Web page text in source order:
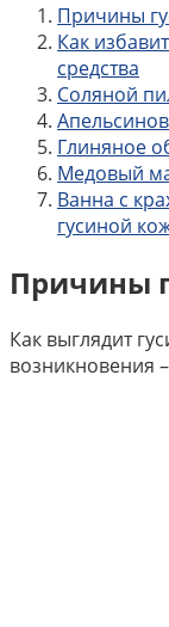
Причины
Как
средства
Соляной
Глиняное
Медовый
Ванна с
гусиной
Причины
Как выглядит
возникновения